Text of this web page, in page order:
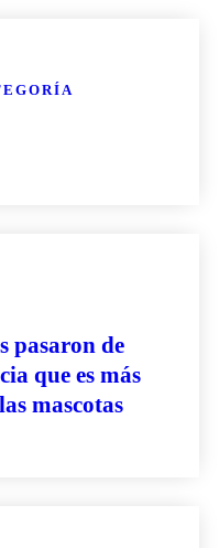
pasaron de
que es más
mascotas